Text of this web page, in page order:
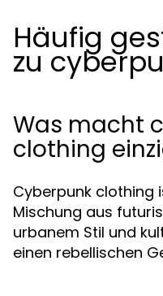
Häufig
zu
Was macht
clothing
Cyberpunk clothing
Mischung aus
urbanem Stil und
einen rebellischen